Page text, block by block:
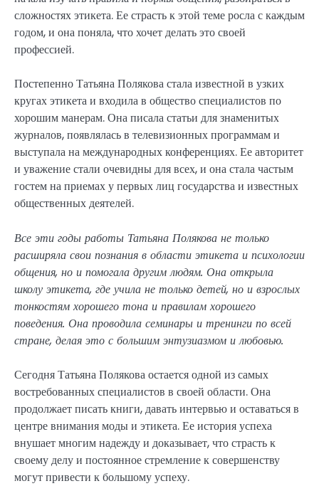
сложностях этикета. Ее страсть к этой теме росла с каждым
годом, и она поняла, что хочет делать это своей
профессией.
Постепенно Татьяна Полякова стала известной в узких
кругах этикета и входила в общество специалистов по
хорошим манерам. Она писала статьи для знаменитых
журналов, появлялась в телевизионных программам и
выступала на международных конференциях. Ее авторитет
и уважение стали очевидны для всех, и она стала частым
гостем на приемах у первых лиц государства и известных
общественных деятелей.
Все эти годы работы Татьяна Полякова не только
расширяла свои познания в области этикета и психологии
общения, но и помогала другим людям. Она открыла
школу этикета, где учила не только детей, но и взрослых
тонкостям хорошего тона и правилам хорошего
поведения. Она проводила семинары и тренинги по всей
стране, делая это с большим энтузиазмом и любовью.
Сегодня Татьяна Полякова остается одной из самых
востребованных специалистов в своей области. Она
продолжает писать книги, давать интервью и оставаться в
центре внимания моды и этикета. Ее история успеха
внушает многим надежду и доказывает, что страсть к
своему делу и постоянное стремление к совершенству
могут привести к большому успеху.